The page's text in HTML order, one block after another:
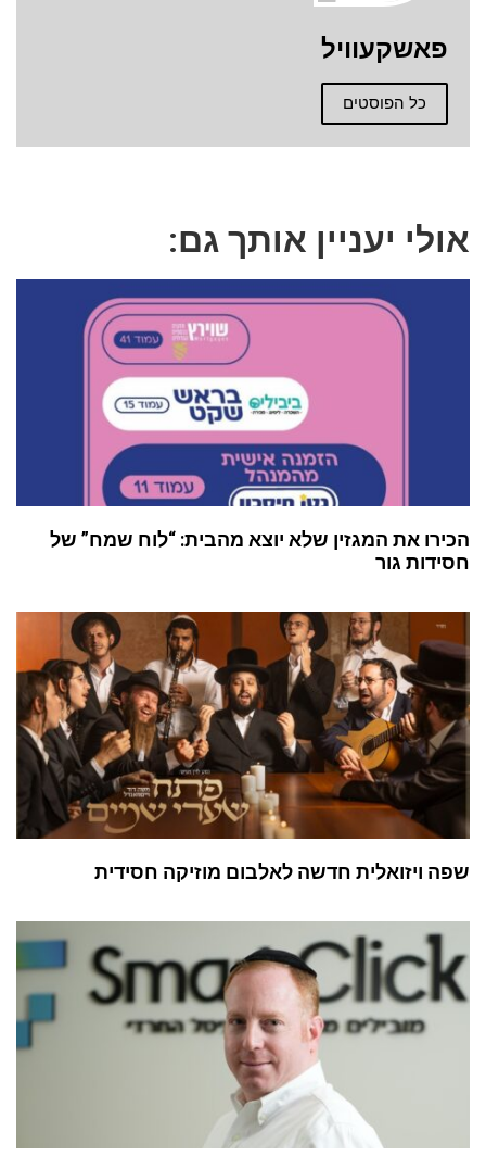
פאשקעוויל
כל הפוסטים
אולי יעניין אותך גם:
הכירו את המגזין שלא יוצא מהבית: “לוח שמח” של
חסידות גור
שפה ויזואלית חדשה לאלבום מוזיקה חסידית